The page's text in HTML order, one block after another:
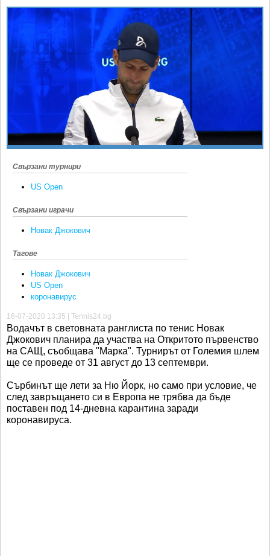
WTA
LIVE SCORES
ТУРНИРИ
SOFIA OPEN
ВИДЕО
ЖЪЛТО
РАКЕТНИ
Екипировка
Любопитно
Истории
Други
Любители
Свързани турнири
US Open
Свързани играчи
Новак Джокович
Тагове
Новак Джокович
US Open
коронавирус
16-07-2020 13:35 | Tennis24.bg
Водачът в световната ранглиста по тенис Новак
Джокович планира да участва на Откритото първенство
на САЩ, съобщава "Марка". Турнирът от Големия шлем
ще се проведе от 31 август до 13 септември.
Сърбинът ще лети за Ню Йорк, но само при условие, че
след завръщането си в Европа не трябва да бъде
поставен под 14-дневна карантина заради
коронавируса.